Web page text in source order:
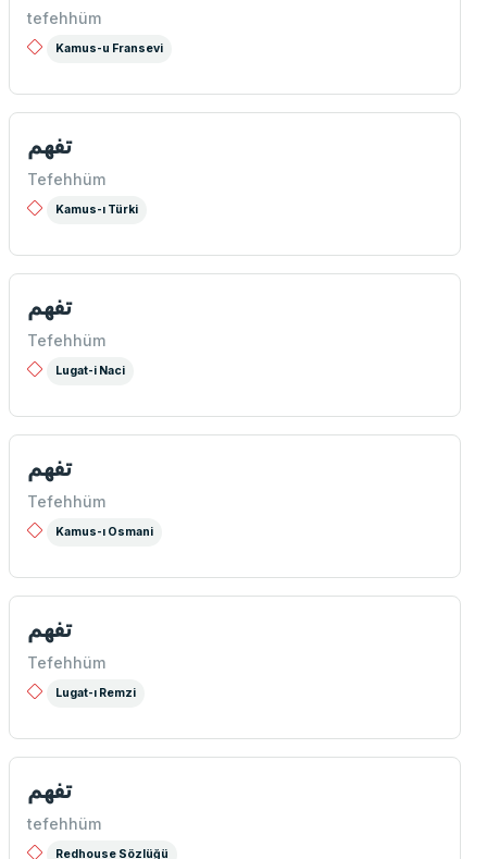
tefehhüm
Kamus-u Fransevi
تفهم
Tefehhüm
Kamus-ı Türki
تفهم
Tefehhüm
Lugat-i Naci
تفهم
Tefehhüm
Kamus-ı Osmani
تفهم
Tefehhüm
Lugat-ı Remzi
تفهم
tefehhüm
Redhouse Sözlüğü